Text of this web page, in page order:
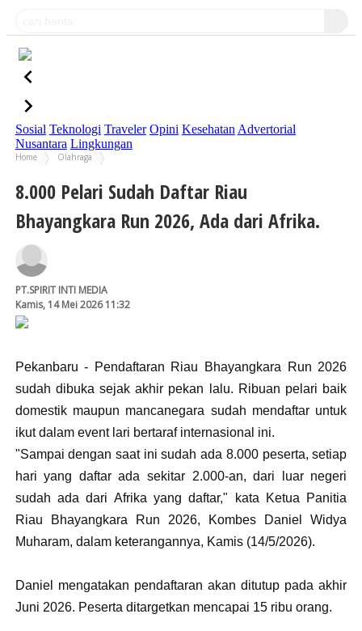
Sosial Teknologi Traveler Opini Kesehatan Advertorial
Nusantara Lingkungan
Home
Olahraga
8.000 Pelari Sudah Daftar Riau
Bhayangkara Run 2026, Ada dari Afrika.
PT.SPIRIT INTI MEDIA
Kamis, 14 Mei 2026 11:32
Pekanbaru - Pendaftaran Riau Bhayangkara Run 2026
sudah dibuka sejak akhir pekan lalu. Ribuan pelari baik
domestik maupun mancanegara sudah mendaftar untuk
ikut dalam event lari bertaraf internasional ini.
"Sampai dengan saat ini sudah ada 8.000 peserta, setiap
hari yang daftar ada sekitar 2.000-an, dari luar negeri
sudah ada dari Afrika yang daftar," kata Ketua Panitia
Riau Bhayangkara Run 2026, Kombes Daniel Widya
Muharam, dalam keterangannya, Kamis (14/5/2026).
Daniel mengatakan pendaftaran akan ditutup pada akhir
Juni 2026. Peserta ditargetkan mencapai 15 ribu orang.